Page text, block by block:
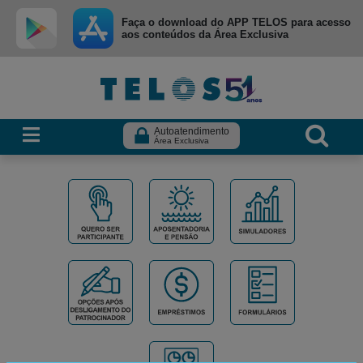
Ir para menu principal
Ir para conteúdo
Faça o download do APP TELOS para acesso
aos conteúdos da Área Exclusiva
Autoatendimento
Área Exclusiva